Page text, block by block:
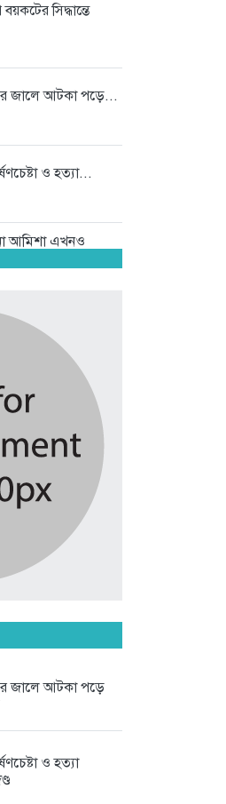
সিদ্ধান্তে
জালে আটকা পড়ে...
ও হত্যা...
আমিশা এখনও
হৃদরোগের...
করতে গেল ১১...
২০ আগস্ট
ভরা মৌসুম, ব্যস্ত...
আল্লাহর কৃতজ্ঞতা
তালামীযের
জালে আটকা পড়ে
ও হত্যা